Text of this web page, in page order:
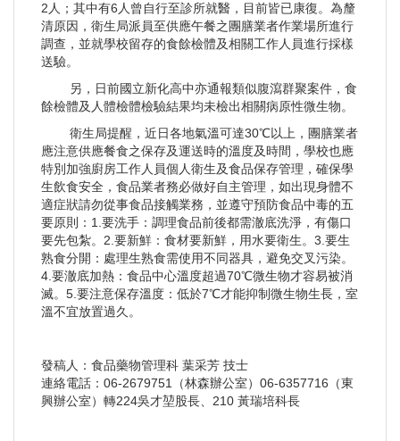
2人；其中有6人曾自行至診所就醫，目前皆已康復。為釐
清原因，衛生局派員至供應午餐之團膳業者作業場所進行
調查，並就學校留存的食餘檢體及相關工作人員進行採樣
送驗。
另，日前國立新化高中亦通報類似腹瀉群聚案件，食
餘檢體及人體檢體檢驗結果均未檢出相關病原性微生物。
衛生局提醒，近日各地氣溫可達30℃以上，團膳業者
應注意供應餐食之保存及運送時的溫度及時間，學校也應
特別加強廚房工作人員個人衛生及食品保存管理，確保學
生飲食安全，食品業者務必做好自主管理，如出現身體不
適症狀請勿從事食品接觸業務，並遵守預防食品中毒的五
要原則：1.要洗手：調理食品前後都需澈底洗淨，有傷口
要先包紮。2.要新鮮：食材要新鮮，用水要衛生。3.要生
熟食分開：處理生熟食需使用不同器具，避免交叉污染。
4.要澈底加熱：食品中心溫度超過70℃微生物才容易被消
滅。5.要注意保存溫度：低於7℃才能抑制微生物生長，室
溫不宜放置過久。
發稿人：食品藥物管理科 葉采芳 技士
連絡電話：06-2679751（林森辦公室）06-6357716（東
興辦公室）轉224吳才堃股長、210 黃瑞培科長